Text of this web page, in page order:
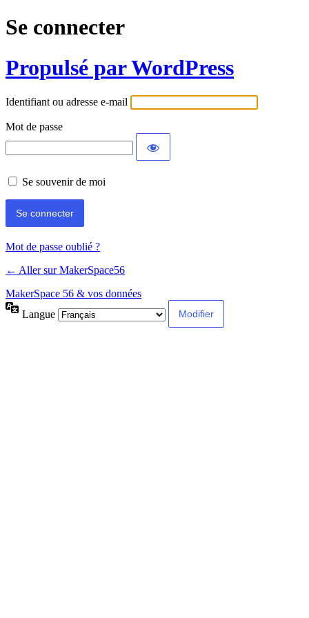
Se connecter
Propulsé par WordPress
Identifiant ou adresse e-mail
Mot de passe
Se souvenir de moi
Mot de passe oublié ?
← Aller sur MakerSpace56
MakerSpace 56 & vos données
Langue